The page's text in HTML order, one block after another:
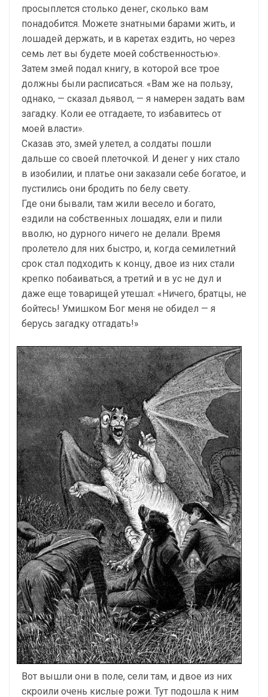
просыплется столько денег, сколько вам
понадобится. Можете знатными барами жить, и
лошадей держать, и в каретах ездить, но через
семь лет вы будете моей собственностью».
Затем змей подал книгу, в которой все трое
должны были расписаться. «Вам же на пользу,
однако, — сказал дьявол, — я намерен задать вам
загадку. Коли ее отгадаете, то избавитесь от
моей власти».
Сказав это, змей улетел, а солдаты пошли
дальше со своей плеточкой. И денег у них стало
в изобилии, и платье они заказали себе богатое, и
пустились они бродить по белу свету.
Где они бывали, там жили весело и богато,
ездили на собственных лошадях, ели и пили
вволю, но дурного ничего не делали. Время
пролетело для них быстро, и, когда семилетний
срок стал подходить к концу, двое из них стали
крепко побаиваться, а третий и в ус не дул и
даже еще товарищей утешал: «Ничего, братцы, не
бойтесь! Умишком Бог меня не обидел — я
берусь загадку отгадать!»
Вот вышли они в поле, сели там, и двое из них
скроили очень кислые рожи. Тут подошла к ним